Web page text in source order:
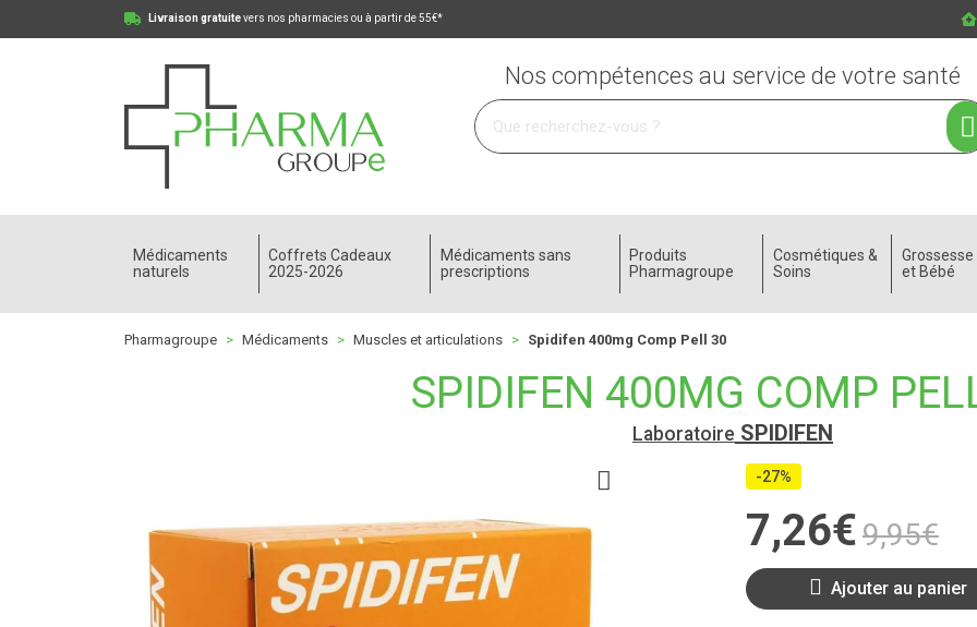
Livraison gratuitevers nos pharmacies ou à partir de 55€*
Pharmagroupe Votre pharmacie en ligne à votre service
Nos compétences au service de votre santé
Médicaments
naturels
Coffrets Cadeaux
2025-2026
Médicaments sans
prescriptions
Produits
Pharmagroupe
Cosmétiques &
Soins
et Bébé
Pharmagroupe Médicaments Muscles et articulations Spidifen 400mg Comp Pell 30
SPIDIFEN 400MG COMP
Laboratoire SPIDIFEN
-27%
7,26€9,95€
Ajouter au panier